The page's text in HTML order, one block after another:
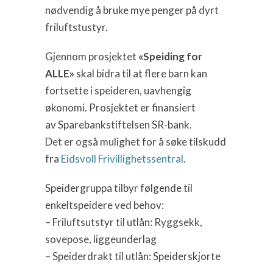
nødvendig å bruke mye penger på dyrt
friluftstustyr.
Gjennom prosjektet «Speiding for
ALLE» skal bidra til at flere barn kan
fortsette i speideren, uavhengig
økonomi. Prosjektet er finansiert
av Sparebankstiftelsen SR-bank.
Det er også mulighet for å søke tilskudd
fra Eidsvoll Frivillighetssentral.
Speidergruppa tilbyr følgende til
enkeltspeidere ved behov:
– Friluftsutstyr til utlån: Ryggsekk,
sovepose, liggeunderlag
– Speiderdrakt til utlån: Speiderskjorte